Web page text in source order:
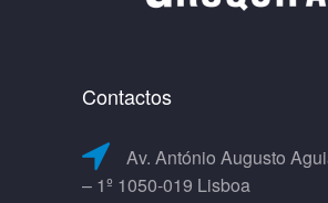
Contactos
Av. António Augusto
– 1º 1050-019 Lisboa